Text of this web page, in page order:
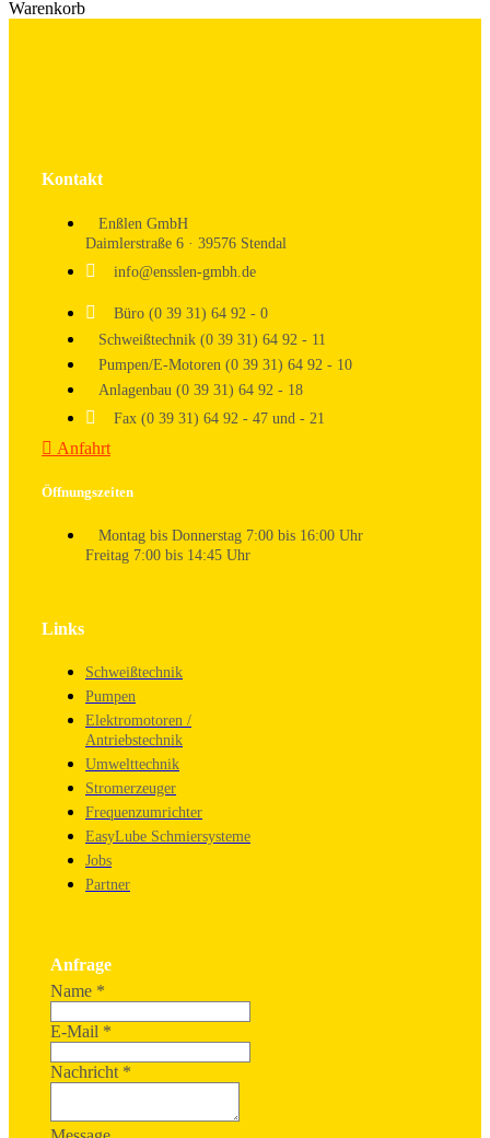
Warenkorb
Kontakt
Enßlen GmbH
Daimlerstraße 6 · 39576 Stendal
info@ensslen-gmbh.de
Büro (0 39 31) 64 92 - 0
Schweißtechnik (0 39 31) 64 92 - 11
Pumpen/E-Motoren (0 39 31) 64 92 - 10
Anlagenbau (0 39 31) 64 92 - 18
Fax (0 39 31) 64 92 - 47 und - 21
Anfahrt
Öffnungszeiten
Montag bis Donnerstag 7:00 bis 16:00 Uhr
Freitag 7:00 bis 14:45 Uhr
Links
Schweißtechnik
Pumpen
Elektromotoren /
Antriebstechnik
Umwelttechnik
Stromerzeuger
Frequenzumrichter
EasyLube Schmiersysteme
Jobs
Partner
Anfrage
Name *
E-Mail *
Nachricht *